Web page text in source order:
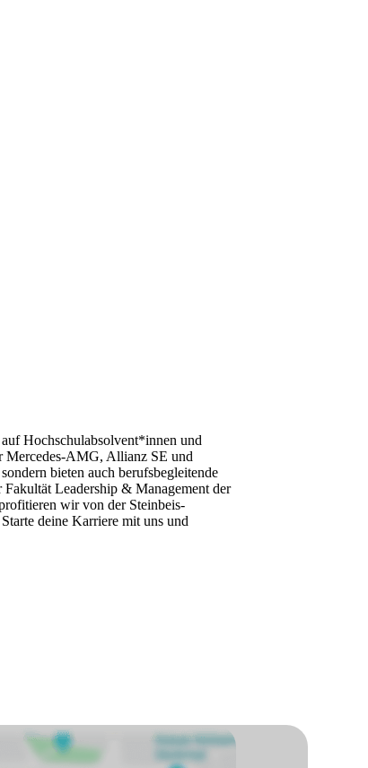
Hochschulabsolvent*innen und
Mercedes-AMG, Allianz SE und
bieten auch berufsbegleitende
Leadership & Management der
wir von der Steinbeis-
deine Karriere mit uns und